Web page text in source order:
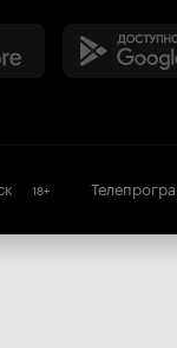
18+